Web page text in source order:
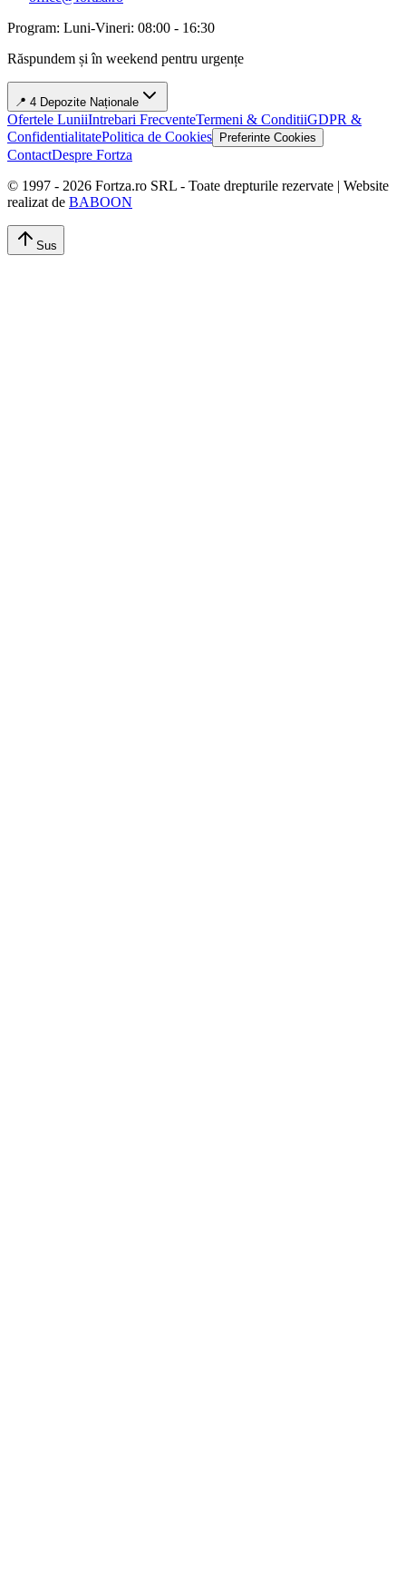
Program: Luni-Vineri: 08:00 - 16:30
Răspundem și în weekend pentru urgențe
📍 4 Depozite Naționale
Ofertele LuniiIntrebari FrecventeTermeni & ConditiiGDPR &
ConfidentialitatePolitica de Cookies Preferinte Cookies
ContactDespre Fortza
© 1997 - 2026 Fortza.ro SRL - Toate drepturile rezervate | Website
realizat de BABOON
Sus